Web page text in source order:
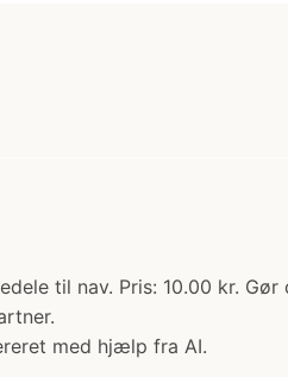
til nav. Pris: 10.00 kr.
med hjælp fra AI.